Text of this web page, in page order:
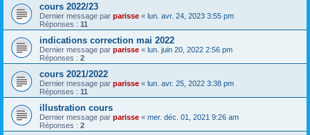
cours 2022/23
Dernier message par parisse « lun. avr. 24, 2023 3:55 pm
Réponses : 11
indications correction mai 2022
Dernier message par parisse « lun. juin 20, 2022 2:56 pm
Réponses : 2
cours 2021/2022
Dernier message par parisse « lun. avr. 25, 2022 3:38 pm
Réponses : 11
illustration cours
Dernier message par parisse « mer. déc. 01, 2021 9:26 am
Réponses : 2